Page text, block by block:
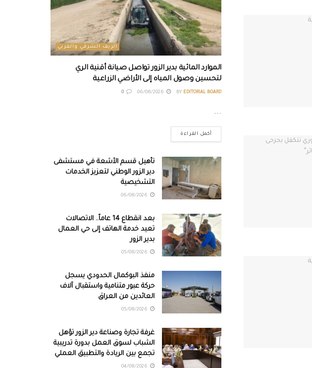
الريف الشرقي والغربي
الموارد المائية بدير الزور تواصل صيانة أقنية الري
لتحسين وصول المياه إلى الأراضي الزراعية
BY EDITORIAL BOARD
0
...
أكمل القراءة
تأهيل قسم الأشعة في مستشفى
دير الزور الوطني لتعزيز الخدمات
التشخيصية
بعد انقطاع 14 عاماً.. الاتصالات
تعيد خدمة الهاتف إلى حي العمال
بدير الزور
منفذ البوكمال الحدودي يسجل
حركة عبور متنامية واستقبال آلاف
العائدين من العراق
غرفة تجارة وصناعة دير الزور تؤهل
الشباب لسوق العمل بدورة تدريبية
تجمع بين الريادة والتطبيق العملي